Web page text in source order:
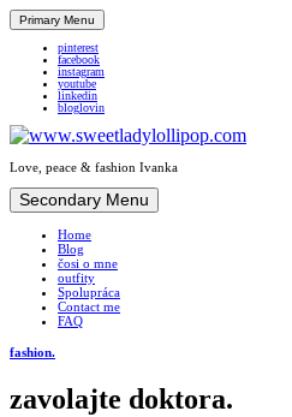
Primary Menu
pinterest
facebook
instagram
youtube
linkedin
bloglovin
Love, peace & fashion Ivanka
Skip
to
content
Secondary Menu
Home
Blog
čosi o mne
outfity
Spolupráca
Contact me
FAQ
fashion.
zavolajte doktora.